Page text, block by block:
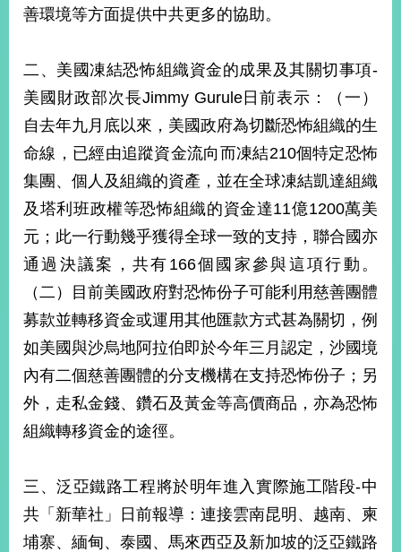
和
平
照
首
頁
網
站
導
覽
關
於
本
新
聞
中
心
交
資
國
家
與
地
善環境等方面提供中共更多的協助。
二、美國凍結恐怖組織資金的成果及其關切事項-
美國財政部次長Jimmy Gurule日前表示：（一）
自去年九月底以來，美國政府為切斷恐怖組織的生
命線，已經由追蹤資金流向而凍結210個特定恐怖
集團、個人及組織的資產，並在全球凍結凱達組織
及塔利班政權等恐怖組織的資金達11億1200萬美
元；此一行動幾乎獲得全球一致的支持，聯合國亦
通過決議案，共有166個國家參與這項行動。
（二）目前美國政府對恐怖份子可能利用慈善團體
募款並轉移資金或運用其他匯款方式甚為關切，例
如美國與沙烏地阿拉伯即於今年三月認定，沙國境
內有二個慈善團體的分支機構在支持恐怖份子；另
外，走私金錢、鑽石及黃金等高價商品，亦為恐怖
組織轉移資金的途徑。
三、泛亞鐵路工程將於明年進入實際施工階段-中
共「新華社」日前報導：連接雲南昆明、越南、柬
埔寨、緬甸、泰國、馬來西亞及新加坡的泛亞鐵路